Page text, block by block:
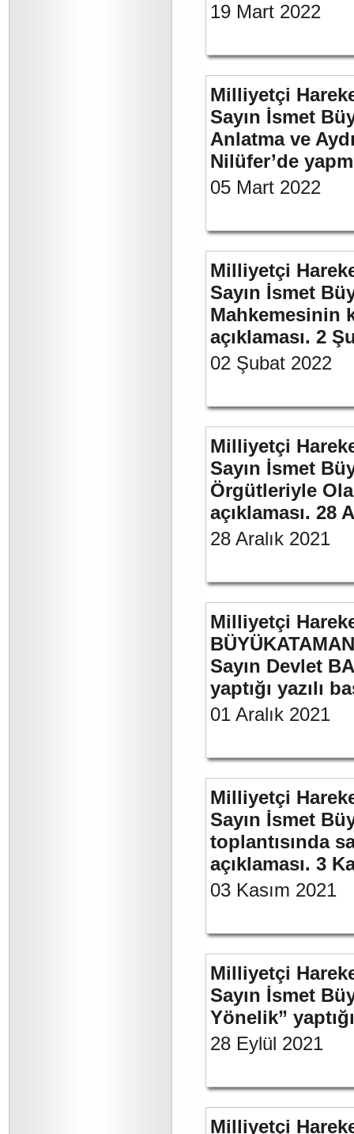
19 Mart 2022
Milliyetçi
Sayın İsmet
Anlatma ve
Nilüfer’de
05 Mart 2022
Milliyetçi
Sayın İsmet
Mahkemesinin
açıklaması. 2
02 Şubat 2022
Milliyetçi
Sayın İsmet
Örgütleriyle
açıklaması. 28
28 Aralık 2021
Milliyetçi
Sayın Devlet
yaptığı yazılı
01 Aralık 2021
Milliyetçi
Sayın İsmet
toplantısında
açıklaması. 3
03 Kasım 2021
Milliyetçi
Sayın İsmet
Yönelik”
28 Eylül 2021
Milliyetçi